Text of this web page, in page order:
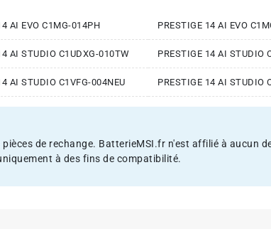
AI EVO C1MG-014PH PRESTIGE 14 AI EVO
AI STUDIO C1UDXG-010TW PRESTIGE 14 AI STUDIO
AI STUDIO C1VFG-004NEU PRESTIGE 14 AI STUDIO
de rechange. BatterieMSI.fr n'est affilié à aucun
à des fins de compatibilité.